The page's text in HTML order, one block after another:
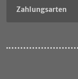
Zahlungsarten